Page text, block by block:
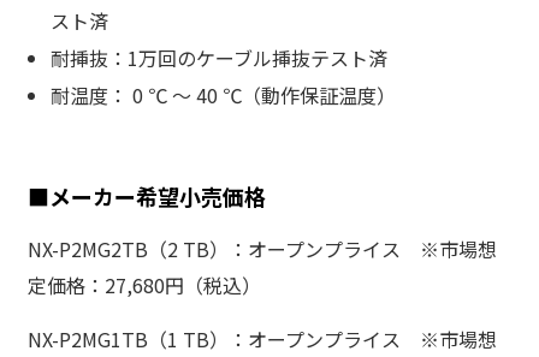
スト済
耐挿抜：1万回のケーブル挿抜テスト済
耐温度： 0 ℃ ～ 40 ℃（動作保証温度）
■メーカー希望小売価格
NX-P2MG2TB（2 TB）：オープンプライス ※市場想
定価格：27,680円（税込）
NX-P2MG1TB（1 TB）：オープンプライス ※市場想